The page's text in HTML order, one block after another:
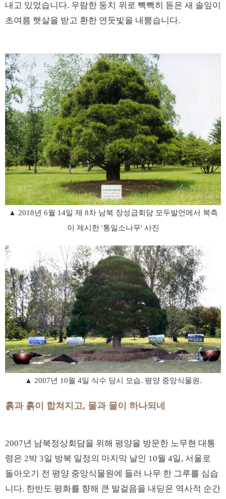
내고 있었습니다. 우람한 둥치 위로 빽빽히 돋은 새 솔잎이
초여름 햇살을 받고 환한 연둣빛을 내뿜습니다.
▲ 2018년 6월 14일 제 8차 남북 장성급회담 모두발언에서 북측
이 제시한 '통일소나무' 사진
▲ 2007년 10월 4일 식수 당시 모습. 평양 중앙식물원.
흙과 흙이 합쳐지고, 물과 물이 하나되네
2007년 남북정상회담을 위해 평양을 방문한 노무현 대통
령은 2박 3일 방북 일정의 마지막 날인 10월 4일, 서울로
돌아오기 전 평양 중앙식물원에 들러 나무 한 그루를 심습
니다. 한반도 평화를 향해 큰 발걸음을 내딛은 역사적 순간